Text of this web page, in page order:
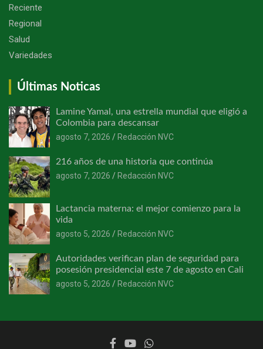
Reciente
Regional
Salud
Variedades
Últimas Noticas
Lamine Yamal, una estrella mundial que eligió a
Colombia para descansar
agosto 7, 2026
Redacción NVC
216 años de una historia que continúa
agosto 7, 2026
Redacción NVC
Lactancia materna: el mejor comienzo para la
vida
agosto 5, 2026
Redacción NVC
Autoridades verifican plan de seguridad para
posesión presidencial este 7 de agosto en Cali
agosto 5, 2026
Redacción NVC